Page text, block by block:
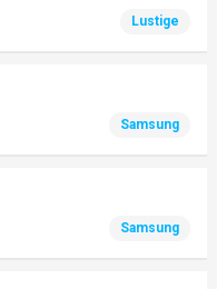
Lustige
Samsung
Samsung